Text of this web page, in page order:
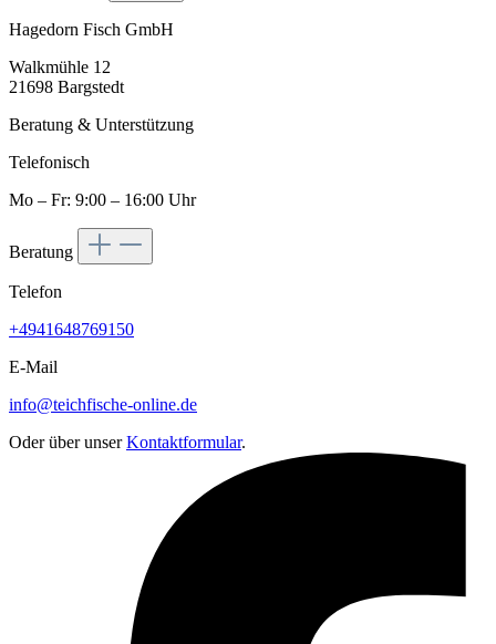
Hagedorn Fisch GmbH
Walkmühle 12
21698 Bargstedt
Beratung & Unterstützung
Telefonisch
Mo – Fr: 9:00 – 16:00 Uhr
Beratung
Telefon
+4941648769150
E-Mail
info@teichfische-online.de
Oder über unserKontaktformular.